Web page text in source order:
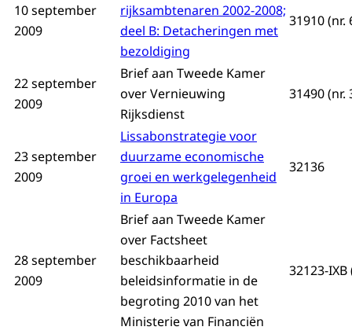
10 september
2009
rijksambtenaren 2002-2008;
deel B: Detacheringen met
bezoldiging
31910 (nr.
22 september
2009
Brief aan Tweede Kamer
over Vernieuwing
Rijksdienst
31490 (nr.
23 september
2009
Lissabonstrategie voor
duurzame economische
groei en werkgelegenheid
in Europa
32136
28 september
2009
Brief aan Tweede Kamer
over Factsheet
beschikbaarheid
beleidsinformatie in de
begroting 2010 van het
Ministerie van Financiën
32123-IXB